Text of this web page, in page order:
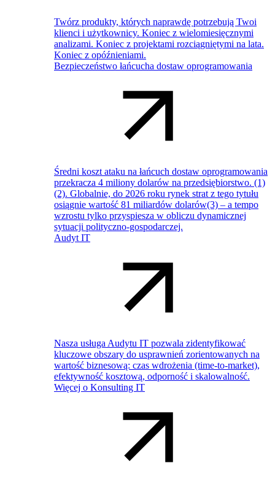
Twórz produkty, których naprawdę potrzebują Twoi
klienci i użytkownicy. Koniec z wielomiesięcznymi
analizami. Koniec z projektami rozciągniętymi na lata.
Koniec z opóźnieniami.
Bezpieczeństwo łańcucha dostaw oprogramowania
Średni koszt ataku na łańcuch dostaw oprogramowania
przekracza 4 miliony dolarów na przedsiębiorstwo. (1)
(2). Globalnie, do 2026 roku rynek strat z tego tytułu
osiągnie wartość 81 miliardów dolarów(3) – a tempo
wzrostu tylko przyspiesza w obliczu dynamicznej
sytuacji polityczno-gospodarczej.
Audyt IT
Nasza usługa Audytu IT pozwala zidentyfikować
kluczowe obszary do usprawnień zorientowanych na
wartość biznesową: czas wdrożenia (time-to-market),
efektywność kosztową, odporność i skalowalność.
Więcej o Konsulting IT